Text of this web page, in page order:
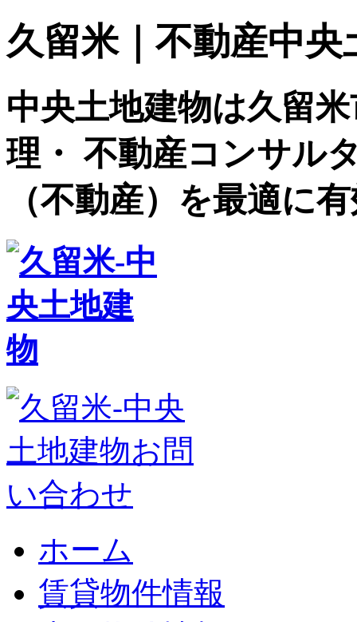
久留米｜不動産中
中央土地建物は久留
理・ 不動産コンサル
（不動産）を最適に
ホーム
賃貸物件情報